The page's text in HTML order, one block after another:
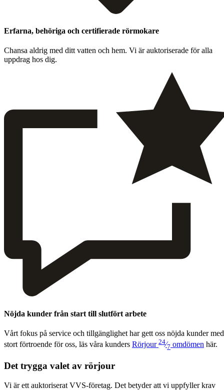
Erfarna, behöriga och certifierade rörmokare
Chansa aldrig med ditt vat­ten och hem. Vi är auk­toris­er­ade för alla
upp­drag hos dig.
Nöjda kunder från start till slutfört arbete
Vårt fokus på ser­vice och till­gäng­lighet har gett oss nöj­da kun­der med
stort förtroende för oss, läs våra kun­ders Rör­jour 24⁄7 omdö­men här.
Det trygga valet av rörjour
Vi är ett auktoriserat VVS-företag. Det betyder att vi uppfyller krav